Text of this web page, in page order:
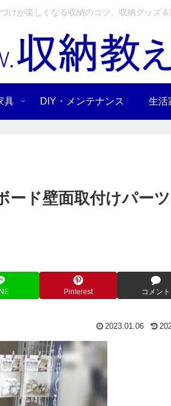
が楽しくなる収納のコツ、収納グッズ
具 DIY・メンテナンス 生活
ード壁面取付けパー
Pinterest コメント
2023.01.06